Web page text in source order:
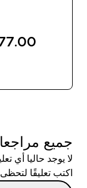
AED‎
جميع
لا يوجد حاليا أي
اكتب تعليقًا لتحظى